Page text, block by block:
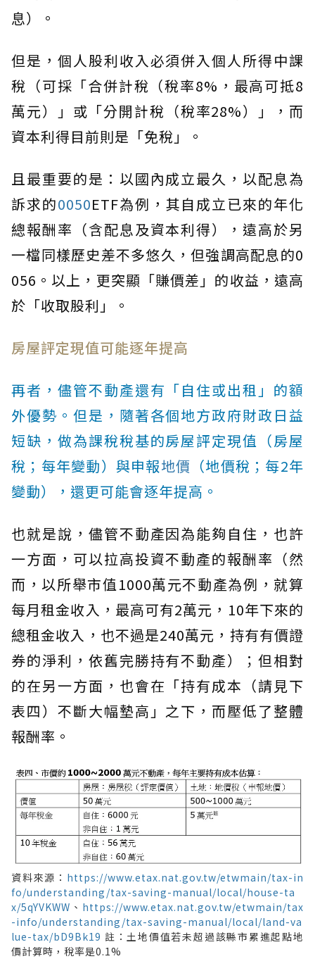
息）。
但是，個人股利收入必須併入個人所得中課
稅（可採「合併計稅（稅率8%，最高可抵8
萬元）」或「分開計稅（稅率28%）」，而
資本利得目前則是「免稅」。
且最重要的是：以國內成立最久，以配息為
訴求的0050ETF為例，其自成立已來的年化
總報酬率（含配息及資本利得），遠高於另
一檔同樣歷史差不多悠久，但強調高配息的0
056。以上，更突顯「賺價差」的收益，遠高
於「收取股利」。
房屋評定現值可能逐年提高
再者，儘管不動產還有「自住或出租」的額
外優勢。但是，隨著各個地方政府財政日益
短缺，做為課稅稅基的房屋評定現值（房屋
稅；每年變動）與申報地價 （地價稅；每2年
變動），還更可能會逐年提高。
也就是說，儘管不動產因為能夠自住，也許
一方面，可以拉高投資不動產的報酬率（然
而，以所舉市值1000萬元不動產為例，就算
每月租金收入，最高可有2萬元，10年下來的
總租金收入，也不過是240萬元，持有有價證
券的淨利，依舊完勝持有不動產）；但相對
的在另一方面，也會在「持有成本（請見下
表四）不斷大幅墊高」之下，而壓低了整體
報酬率。
資料來源： https://www.etax.nat.gov.tw/etwmain/tax-in
fo/understanding/tax-saving-manual/local/house-ta
x/5qYVKWW 、 https://www.etax.nat.gov.tw/etwmain/tax
-info/understanding/tax-saving-manual/local/land-va
lue-tax/bD9Bk19 註：土地價值若未超過該縣市累進起點地
價計算時，稅率是0.1%